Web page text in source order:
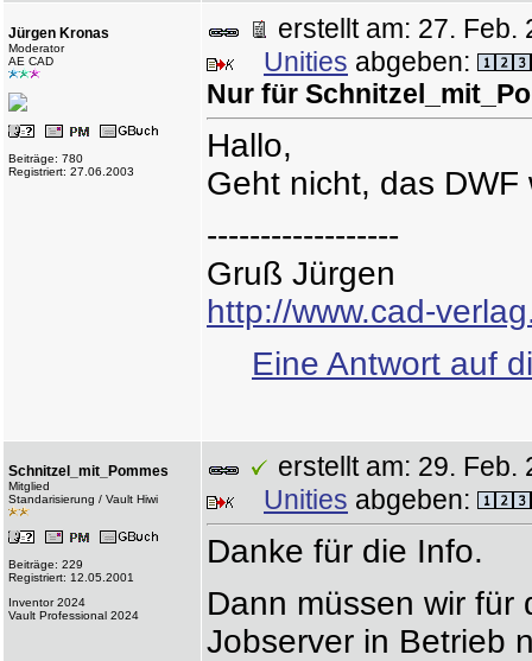
Jürgen Kronas
Moderator
AE CAD
Beiträge: 780
Registriert: 27.06.2003
erstellt am: 27.
Unities abgeben:
Nur für
Hallo,
Geht nicht, das DWF
------------------
Gruß Jürgen
http://www.cad-
Eine Antwort auf
Schnitzel_mit_Pommes
Mitglied
Standarisierung / Vault Hiwi
Beiträge: 229
Registriert: 12.05.2001
Inventor 2024
Vault Professional 2024
erstellt am: 29.
Unities abgeben:
Danke für die Info.
Dann müssen wir für
Jobserver in Betrieb